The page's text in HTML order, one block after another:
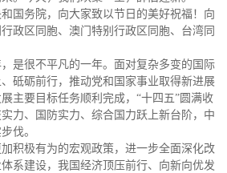
国务院，向大家致以节日的美好祝福！向
政区同胞、澳门特别行政区同胞、台湾同
是很不平凡的一年。面对复杂多变的国际
砥砺前行，推动党和国家事业取得新进展
主要目标任务顺利完成，“十四五”圆满收
力、国防实力、综合国力跃上新台阶，中
伐。
积极有为的宏观政策，进一步全面深化改
系建设，我国经济顶压前行、向新向优发